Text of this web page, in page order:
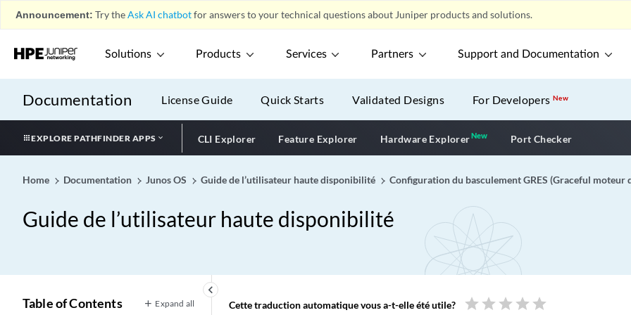
Announcement: Try theAsk AI chatbotfor answers to your technical questions about Juniper products and solutions.
Solutions Products Services Partners Support and Documentation
Documentation License Guide Quick Starts Validated Designs For DevelopersNew
EXPLORE PATHFINDER APPS CLI Explorer Feature Explorer Hardware ExplorerNewNew application
Port Checker
Home Documentation Junos OS Guide de l’utilisateur haute disponibilité Configuration du basculement GRES (Graceful moteur
Guide de l’utilisateur haute disponibilité
keyboard_arrow_left
Table of Contents Expand all Cette traduction automatique vous a-t-elle été utile? star star star star star